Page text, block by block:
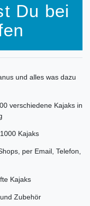
Du bei
und alles was dazu
verschiedene Kajaks in
Kajaks
per Email, Telefon,
Kajaks
Zubehör